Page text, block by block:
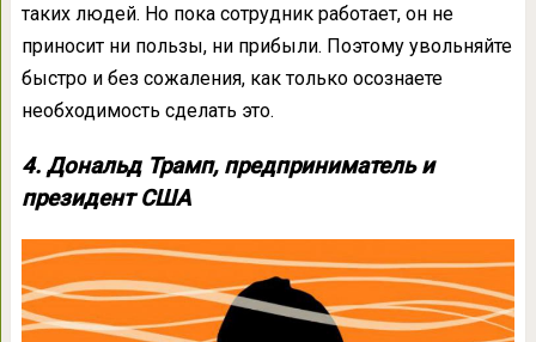
таких людей. Но пока сотрудник работает, он не
приносит ни пользы, ни прибыли. Поэтому увольняйте
быстро и без сожаления, как только осознаете
необходимость сделать это.
4. Дональд Трамп, предприниматель и
президент США